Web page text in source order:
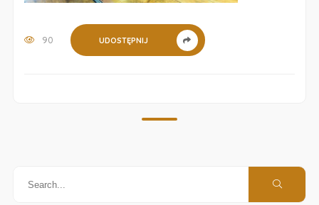
90 UDOSTĘPNIJ